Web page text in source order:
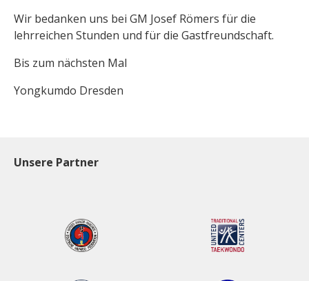
Wir bedanken uns bei GM Josef Römers für die
lehrreichen Stunden und für die Gastfreundschaft.
Bis zum nächsten Mal
Yongkumdo Dresden
Unsere Partner